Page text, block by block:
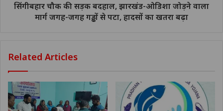
सिंगीबहार चौक की सड़क बदहाल, झारखंड-ओडिशा जोड़ने वाला
मार्ग जगह-जगह गड्ढों से पटा, हादसों का खतरा बढ़ा
Related Articles